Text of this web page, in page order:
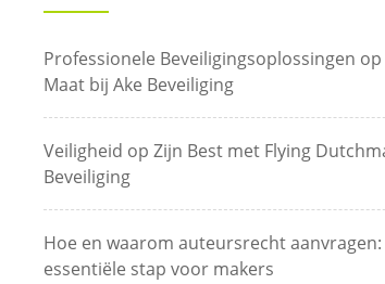
Professionele Beveiligingsoplossingen op
Maat bij Ake Beveiliging
Veiligheid op Zijn Best met Flying
Beveiliging
Hoe en waarom auteursrecht aanvragen:
essentiële stap voor makers